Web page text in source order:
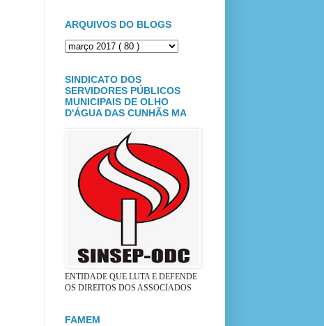
ARQUIVOS DO BLOGS
SINDICATO DOS
SERVIDORES PÚBLICOS
MUNICIPAIS DE OLHO
D'ÁGUA DAS CUNHÃS MA
ENTIDADE QUE LUTA E DEFENDE
OS DIREITOS DOS ASSOCIADOS
FAMEM